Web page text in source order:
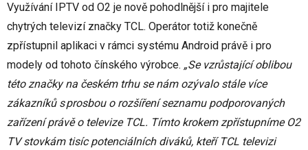
Využívání IPTV od O2 je nově pohodlnější i pro majitele
chytrých televizí značky TCL. Operátor totiž konečně
zpřístupnil aplikaci v rámci systému Android právě i pro
modely od tohoto čínského výrobce. „Se vzrůstající oblibou
této značky na českém trhu se nám ozývalo stále více
zákazníků s prosbou o rozšíření seznamu podporovaných
zařízení právě o televize TCL. Tímto krokem zpřístupníme O2
TV stovkám tisíc potenciálních diváků, kteří TCL televizi